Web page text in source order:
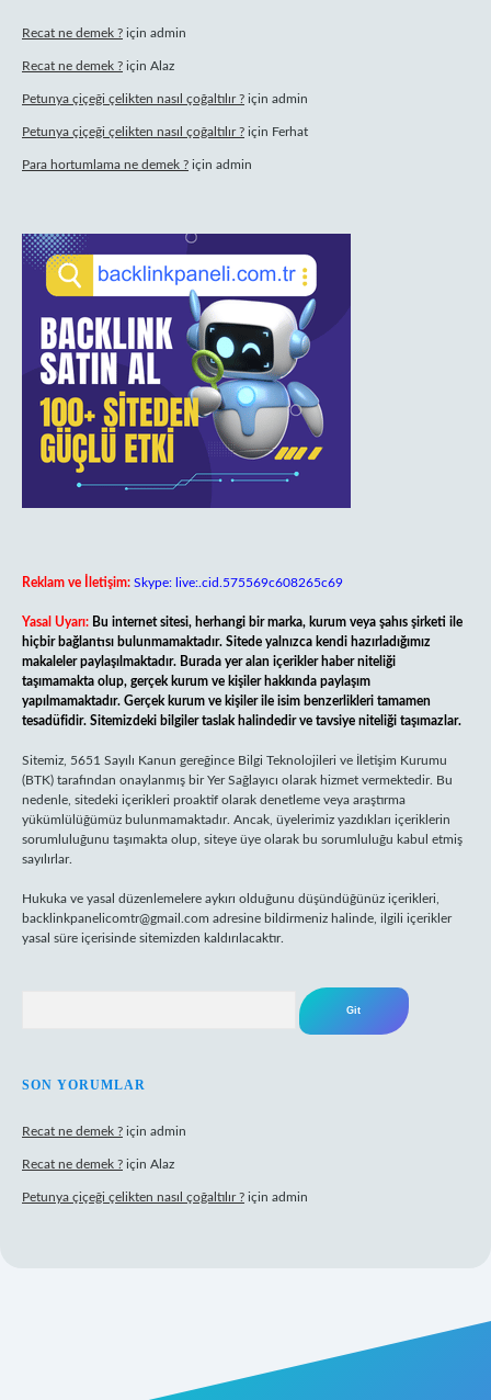
Recat ne demek ? için admin
Recat ne demek ? için Alaz
Petunya çiçeği çelikten nasıl çoğaltılır ? için admin
Petunya çiçeği çelikten nasıl çoğaltılır ? için Ferhat
Para hortumlama ne demek ? için admin
Reklam ve İletişim: Skype: live:.cid.575569c608265c69
Yasal Uyarı: Bu internet sitesi, herhangi bir marka, kurum veya şahıs şirketi ile
hiçbir bağlantısı bulunmamaktadır. Sitede yalnızca kendi hazırladığımız
makaleler paylaşılmaktadır. Burada yer alan içerikler haber niteliği
taşımamakta olup, gerçek kurum ve kişiler hakkında paylaşım
yapılmamaktadır. Gerçek kurum ve kişiler ile isim benzerlikleri tamamen
tesadüfidir. Sitemizdeki bilgiler taslak halindedir ve tavsiye niteliği taşımazlar.
Sitemiz, 5651 Sayılı Kanun gereğince Bilgi Teknolojileri ve İletişim Kurumu
(BTK) tarafından onaylanmış bir Yer Sağlayıcı olarak hizmet vermektedir. Bu
nedenle, sitedeki içerikleri proaktif olarak denetleme veya araştırma
yükümlülüğümüz bulunmamaktadır. Ancak, üyelerimiz yazdıkları içeriklerin
sorumluluğunu taşımakta olup, siteye üye olarak bu sorumluluğu kabul etmiş
sayılırlar.
Hukuka ve yasal düzenlemelere aykırı olduğunu düşündüğünüz içerikleri,
backlinkpanelicomtr@gmail.com adresine bildirmeniz halinde, ilgili içerikler
yasal süre içerisinde sitemizden kaldırılacaktır.
SON YORUMLAR
Recat ne demek ? için admin
Recat ne demek ? için Alaz
Petunya çiçeği çelikten nasıl çoğaltılır ? için admin